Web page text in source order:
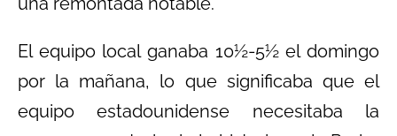
El equipo local ganaba 10½-5½ el domingo
por la mañana, lo que significaba que el
equipo estadounidense necesitaba la